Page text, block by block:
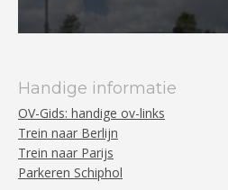
Handige informatie
OV-Gids: handige ov-links
Trein naar Berlijn
Trein naar Parijs
Parkeren Schiphol